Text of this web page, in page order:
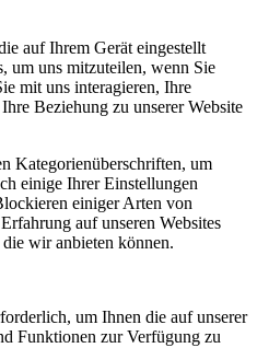
auf Ihrem Gerät eingestellt
um uns mitzuteilen, wenn Sie
mit uns interagieren, Ihre
Beziehung zu unserer Website
Kategorienüberschriften, um
einige Ihrer Einstellungen
einiger Arten von
auf unseren Websites
wir anbieten können.
um Ihnen die auf unserer
Funktionen zur Verfügung zu